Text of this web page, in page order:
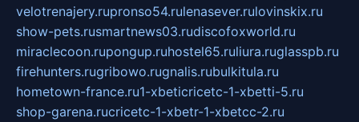
velotrenajery.rupronso54.rulenasever.rulovinskix.ru
show-pets.rusmartnews03.rudiscofoxworld.ru
miraclecoon.rupongup.ruhostel65.ruliura.ruglasspb.ru
firehunters.rugribowo.rugnalis.rubulkitula.ru
hometown-france.ru1-xbeticricetc-1-xbetti-5.ru
shop-garena.rucricetc-1-xbetr-1-xbetcc-2.ru